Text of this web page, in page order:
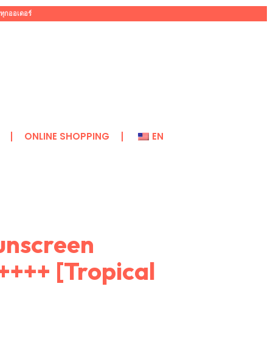
กออเดอร์
ONLINE SHOPPING EN
[Tropical